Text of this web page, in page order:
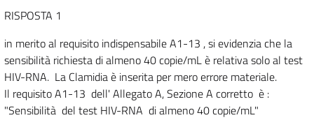
RISPOSTA 1
in merito al requisito indispensabile A1-13 , si evidenzia che la
sensibilità richiesta di almeno 40 copie/mL è relativa solo al test
HIV-RNA. La Clamidia è inserita per mero errore materiale.
Il requisito A1-13 dell' Allegato A, Sezione A corretto è :
"Sensibilità del test HIV-RNA di almeno 40 copie/mL"